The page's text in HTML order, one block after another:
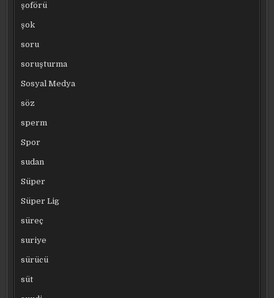
şoförü
şok
soru
soruşturma
Sosyal Medya
söz
sperm
Spor
sudan
Süper
Süper Lig
süreç
suriye
sürücü
süt